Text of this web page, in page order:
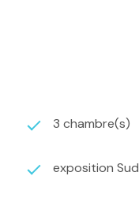
3 chambre(s)
exposition Sud